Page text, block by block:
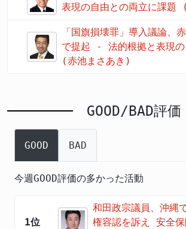
表現の自由との両立に課題
「国旗損壊罪」導入議論、
で提起 - 法的根拠と表現の
(赤池まさあき)
GOOD/BAD評価
GOOD BAD
今週GOOD評価の多かった活動
1位
和田政宗議員、沖縄
権容認を訴え 安全